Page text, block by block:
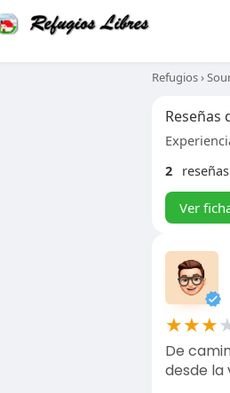
Refugios›
Reseñas
2
Ver
★★★
De
desde la